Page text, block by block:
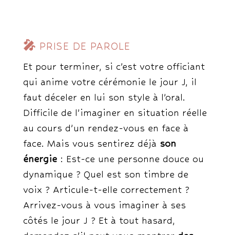
🎤 PRISE DE PAROLE
Et pour terminer, si c’est votre officiant
qui anime votre cérémonie le jour J, il
faut déceler en lui son style à l’oral.
Difficile de l’imaginer en situation réelle
au cours d’un rendez-vous en face à
face. Mais vous sentirez déjà son
énergie: Est-ce une personne douce ou
dynamique ? Quel est son timbre de
voix ? Articule-t-elle correctement ?
Arrivez-vous à vous imaginer à ses
côtés le jour J ? Et à tout hasard,